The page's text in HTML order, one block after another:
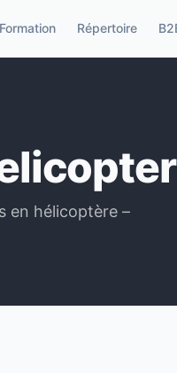
Formation Répertoire
en hélicoptère –